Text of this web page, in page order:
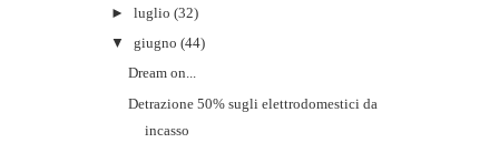
►luglio (32)
▼
giugno (44)
Dream on...
Detrazione 50% sugli elettrodomestici da
incasso